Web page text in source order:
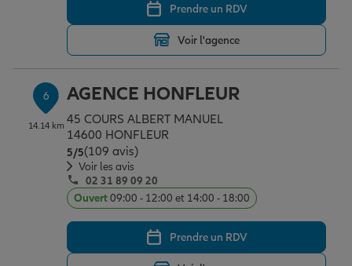
Prendre un RDV
Voir l'agence
6
14.14 km
AGENCE HONFLEUR
45 COURS ALBERT MANUEL
14600 HONFLEUR
5/5Note de 5 sur 5
(109 avis)
Voir les avis
02 31 89 09 20
Ouvert09:00 - 12:00 et 14:00 - 18:00
Prendre un RDV